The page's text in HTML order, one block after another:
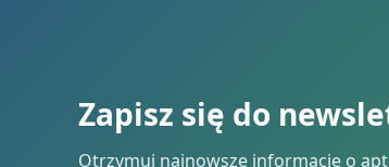
Zapisz się do
Otrzymuj najnowsze informacje o